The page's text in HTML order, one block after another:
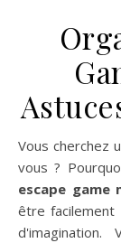
Vous cherchez une activité ludique et originale à faire chez
vous ?
escape game
être facilement